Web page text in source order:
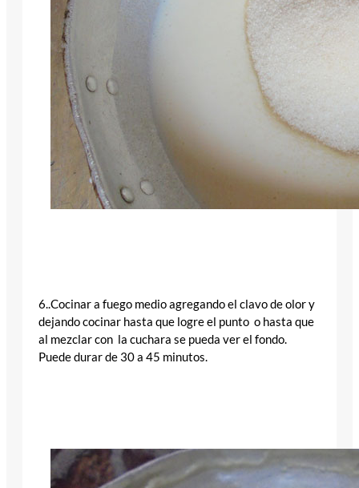
6..Cocinar a fuego medio agregando el clavo de olor y
dejando cocinar hasta que logre el punto o hasta que
al mezclar con la cuchara se pueda ver el fondo.
Puede durar de 30 a 45 minutos.